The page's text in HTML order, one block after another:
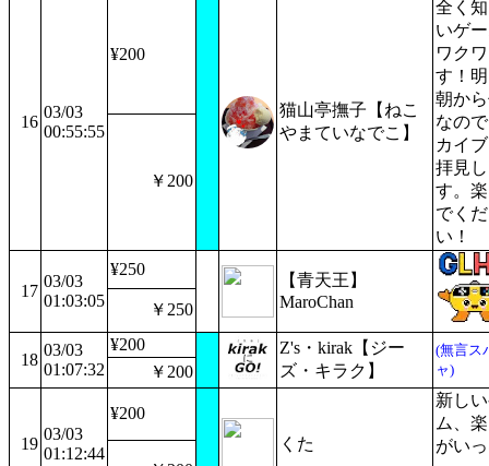
16
03/03
00:55:55
¥200
猫山亭撫子【ねこ
やまていなでこ】
全く
いゲ
ワク
す！
朝か
なの
カイ
拝見
す。
でく
い！
￥200
17
03/03
01:03:05
¥250
【青天王】
MaroChan
￥250
18
03/03
01:07:32
¥200
Z's・kirak【ジー
ズ・キラク】
(無言ス
ャ)
￥200
19
03/03
01:12:44
¥200
くた
新し
ム、
がい